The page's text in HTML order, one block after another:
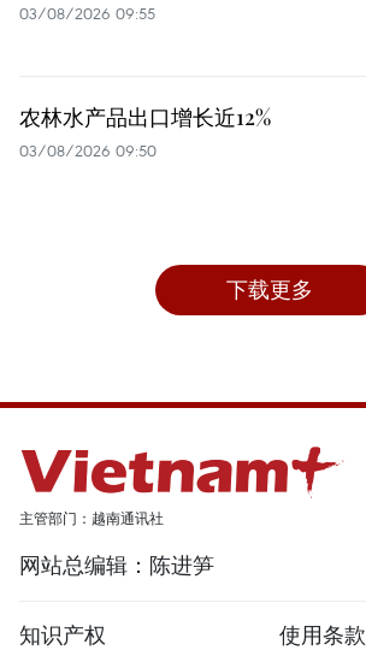
03/08/2026 09:55
农林水产品出口增长近12%
03/08/2026 09:50
下载更多
主管部门：越南通讯社
网站总编辑：陈进笋
知识产权
使用条款